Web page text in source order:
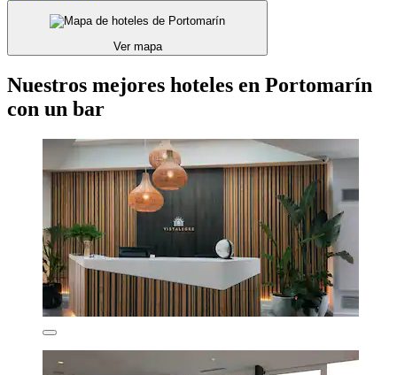
Ver mapa
Nuestros mejores hoteles en Portomarín
con un bar